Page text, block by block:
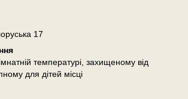
17
температурі, захищеному від
для дітей місці